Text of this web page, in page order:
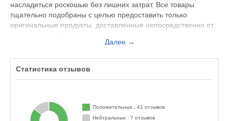
насладиться роскошью без лишних затрат. Все товары
тщательно подобраны с целью предоставить только
оригинальные продукты, доставленные непосредственно от
программа лояльности, которая предоставляет специальные
Далее →
Статистика отзывов
Положительных : 41 отзывов
Нейтральных : 7 отзывов